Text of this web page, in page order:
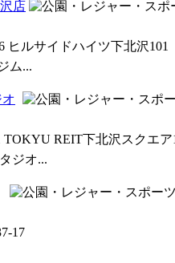
店
ヒルサイドハイツ下北沢101
ム...
TOKYU REIT下北沢スクエア
ジオ...
17